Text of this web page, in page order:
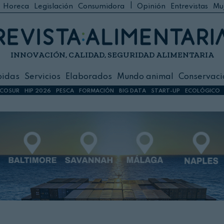
Horeca Legislación Consumidora Opinión Entrevistas
INNOVACIÓN, CALIDAD, SEGURIDAD ALIMENTARIA
Servicios Elaborados Mundo animal
Foodservice
primas
HIP 2026 PESCA FORMACIÓN BIG DATA START-UP ECOLÓGICO